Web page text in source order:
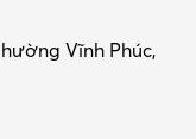
Vĩnh Phúc,